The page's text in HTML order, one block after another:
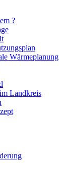
?
Wärmeplanung
Landkreis